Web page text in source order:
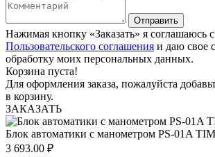
Отправить
Нажимая кнопку «Заказать» я соглашаюсь
Пользовательского соглашения и даю свое
обработку моих персональных данных.
Корзина пуста!
Для оформления заказа, пожалуйста
в корзину.
ЗАКАЗАТЬ
Блок автоматики c манометром PS-01A TIM
3 693.00 ₽